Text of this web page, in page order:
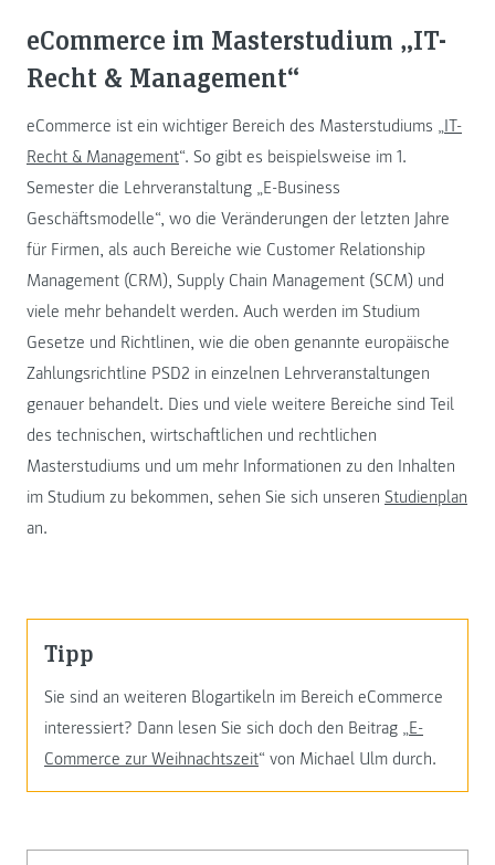
eCommerce im Masterstudium „IT-
Recht & Management“
eCommerce ist ein wichtiger Bereich des Masterstudiums „IT-
Recht & Management“. So gibt es beispielsweise im 1.
Semester die Lehrveranstaltung „E-Business
Geschäftsmodelle“, wo die Veränderungen der letzten Jahre
für Firmen, als auch Bereiche wie Customer Relationship
Management (CRM), Supply Chain Management (SCM) und
viele mehr behandelt werden. Auch werden im Studium
Gesetze und Richtlinen, wie die oben genannte europäische
Zahlungsrichtline PSD2 in einzelnen Lehrveranstaltungen
genauer behandelt. Dies und viele weitere Bereiche sind Teil
des technischen, wirtschaftlichen und rechtlichen
Masterstudiums und um mehr Informationen zu den Inhalten
im Studium zu bekommen, sehen Sie sich unseren Studienplan
an.
Tipp
Sie sind an weiteren Blogartikeln im Bereich eCommerce
interessiert? Dann lesen Sie sich doch den Beitrag „E-
Commerce zur Weihnachtszeit“ von Michael Ulm durch.